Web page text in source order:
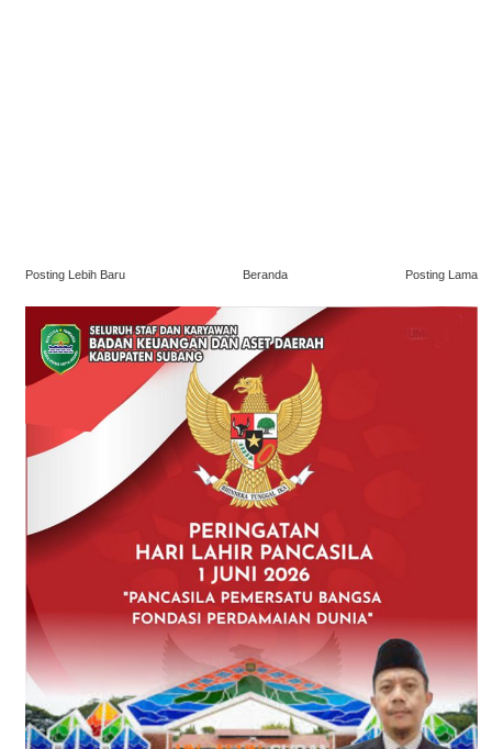
Posting Lebih Baru Posting Lama
Beranda